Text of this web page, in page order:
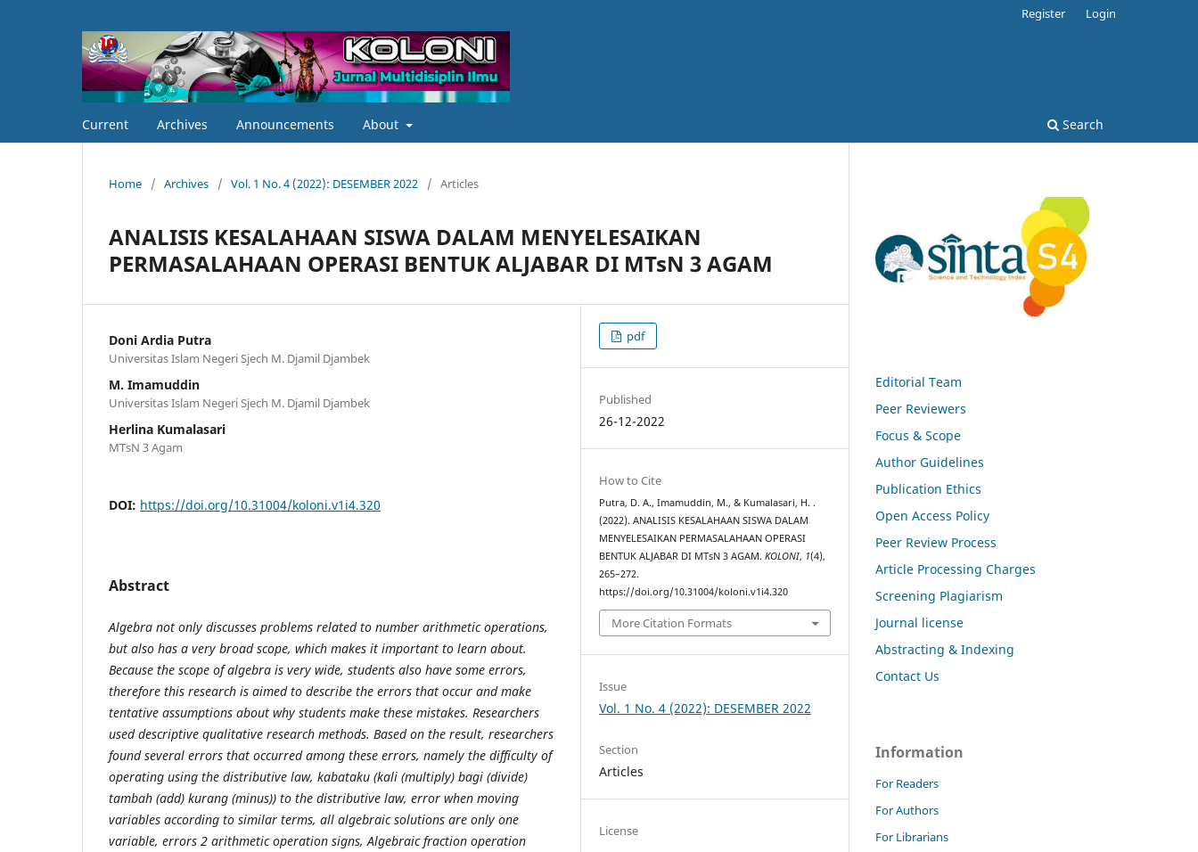
Current Archives Announcements About Search
Register Login
Home / Archives / Vol. 1 No. 4 (2022): DESEMBER 2022 / Articles
ANALISIS KESALAHAAN SISWA DALAM MENYELESAIKAN
PERMASALAHAAN OPERASI BENTUK ALJABAR DI MTsN 3 AGAM
Doni Ardia Putra
Universitas Islam Negeri Sjech M. Djamil Djambek
M. Imamuddin
Universitas Islam Negeri Sjech M. Djamil Djambek
Herlina Kumalasari
MTsN 3 Agam
DOI: https://doi.org/10.31004/koloni.v1i4.320
Abstract
Algebra not only discusses problems related to number arithmetic operations,
but also has a very broad scope, which makes it important to learn about.
Because the scope of algebra is very wide, students also have some errors,
therefore this research is aimed to describe the errors that occur and make
tentative assumptions about why students make these mistakes. Researchers
used descriptive qualitative research methods. Based on the result, researchers
found several errors that occurred among these errors, namely the difficulty of
operating using the distributive law, kabataku (kali (multiply) bagi (divide)
tambah (add) kurang (minus)) to the distributive law, error when moving
variables according to similar terms, all algebraic solutions are only one
variable, errors 2 arithmetic operation signs, Algebraic fraction operation
pdf
Published
26-12-2022
How to Cite
Putra, D. A., Imamuddin, M., & Kumalasari, H. .
(2022). ANALISIS KESALAHAAN SISWA DALAM
MENYELESAIKAN PERMASALAHAAN OPERASI
BENTUK ALJABAR DI MTsN 3 AGAM.KOLONI, 1(4),
265–272.
https://doi.org/10.31004/koloni.v1i4.320
More Citation Formats
Issue
Vol. 1 No. 4 (2022): DESEMBER 2022
Section
Articles
License
Editorial Team
Peer Reviewers
Focus & Scope
Author Guidelines
Publication Ethics
Open Access Policy
Peer Review Process
Article Processing Charges
Screening Plagiarism
Journal license
Abstracting & Indexing
Contact Us
Information
For Readers
For Authors
For Librarians